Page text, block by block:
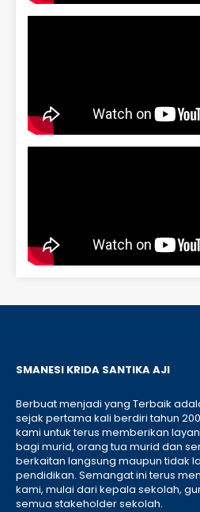
SMANESI KRIDA SANTIKA AJI
Berbuat menjadi yang Terbaik
sejak pertama kali berdiri tahun
kami untuk terus memberikan
bagi murid, orang tua murid dan
berkaitan langsung maupun tidak
pendidikan. Semangat ini terus
kami, mulai dari kepala sekolah,
semua stakeholder sekolah.